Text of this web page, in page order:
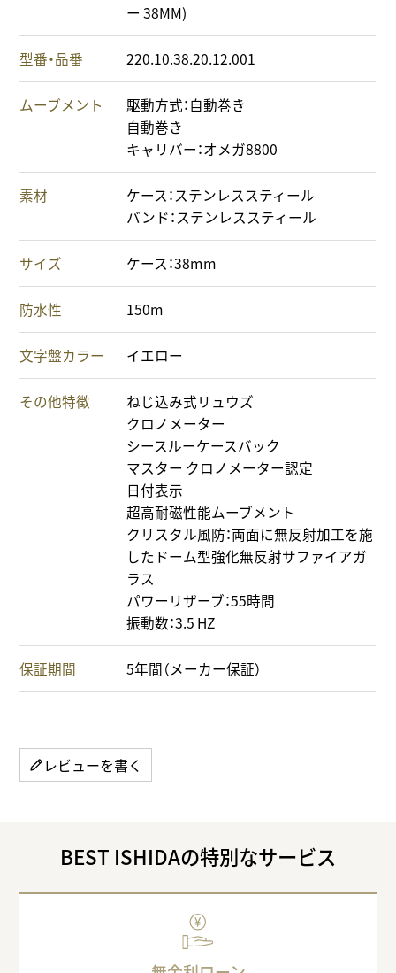
ー 38MM)
型番・品番 220.10.38.20.12.001
ムーブメント
駆動方式：自動巻き
自動巻き
キャリバー：オメガ8800
素材
ケース：ステンレススティール
バンド：ステンレススティール
サイズ ケース：38mm
防水性 150m
文字盤カラー イエロー
その他特徴
ねじ込み式リュウズ
クロノメーター
シースルーケースバック
マスター クロノメーター認定
日付表示
超高耐磁性能ムーブメント
クリスタル風防：両面に無反射加工を施
したドーム型強化無反射サファイアガ
ラス
パワーリザーブ：55時間
振動数：3.5 HZ
保証期間 5年間（メーカー保証）
レビューを書く
BEST ISHIDAの特別なサービス